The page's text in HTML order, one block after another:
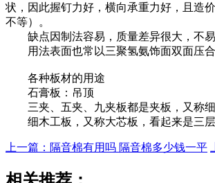
状，因此握钉力好，横向承重力好，且造
不等）。
缺点因制法容易，质量差异很大，不易
用法表面也常以三聚氢氨饰面双面压合
各种板材的用途
石膏板：吊顶
三夹、五夹、九夹板都是夹板，又称细
细木工板，又称大芯板，看起来是三层
上一篇：隔音棉有用吗 隔音棉多少钱一平